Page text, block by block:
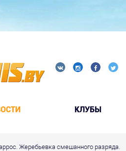
КЛУБЫ
Жеребьевка смешанного разряда.